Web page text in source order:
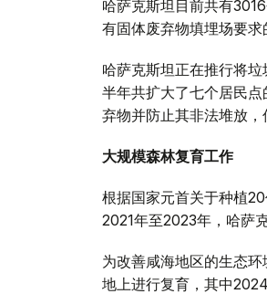
哈萨克斯坦目前共有
有固体废弃物填埋场要求
哈萨克斯坦正在推行将
半年共扩大了七个居民
弃物并防止其非法堆放，
大规模森林复育工作
根据国家元首关于种植
2021年至2023年，哈萨
为改善咸海地区的生态
地上进行复育，其中